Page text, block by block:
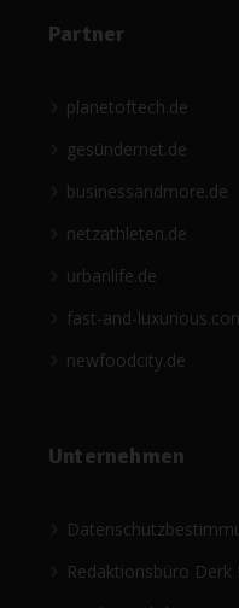
Partner
planetoftech.de
gesündernet.de
businessandmore.de
netzathleten.de
urbanlife.de
fast-and-
newfoodcity.de
Unternehmen
Redaktionsbüro Derk